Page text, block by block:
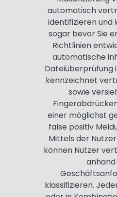
automatisch
identifizieren und
sogar bevor Sie
Richtlinien
automatische
Dateiüberprüfung
kennzeichnet
sowie
einer möglichst
false positiv
Mittels der
können Nutzer
klassifizieren.